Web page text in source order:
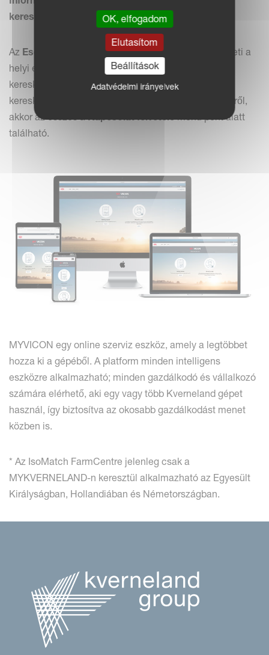
kereskedőkről az Ön közelében
Az Esemény és Ajánlatokmenü pont alatt áttekintheti a
helyi eseményeket és az akciókat a legközelebbi
kereskedőnél. Ha kapcsolatba akar lépni egy
kereskedővel, vagy kérdése van a Kverneland gépekről,
akkor az összes a
menü pont alatt
található.
MYVICON egy online szerviz eszköz, amely a legtöbbet
hozza ki a gépéből. A platform minden intelligens
eszközre alkalmazható; minden gazdálkodó és vállalkozó
számára elérhető, aki egy vagy több Kverneland gépet
használ, így biztosítva az okosabb gazdálkodást menet
közben is.
* Az IsoMatch FarmCentre jelenleg csak a
MYKVERNELAND-n keresztül alkalmazható az Egyesült
Királyságban, Hollandiában és Németországban.
OK, elfogadom
Elutasítom
Beállítások
Adatvédelmi irányelvek